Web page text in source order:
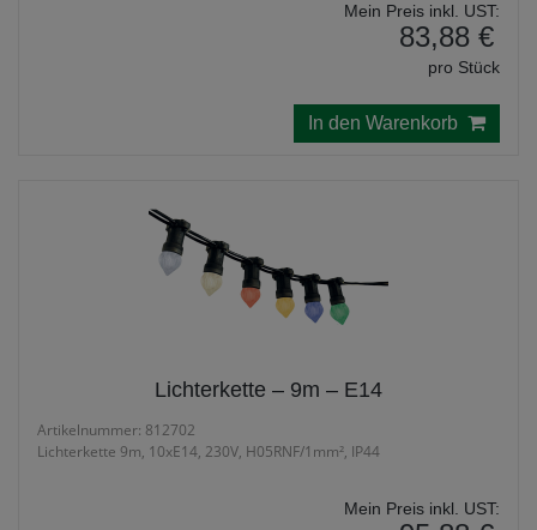
Mein Preis inkl. UST:
83,88 €
pro Stück
In den Warenkorb
Lichterkette – 9m – E14
Artikelnummer: 812702
Lichterkette 9m, 10xE14, 230V, H05RNF/1mm², IP44
Mein Preis inkl. UST: